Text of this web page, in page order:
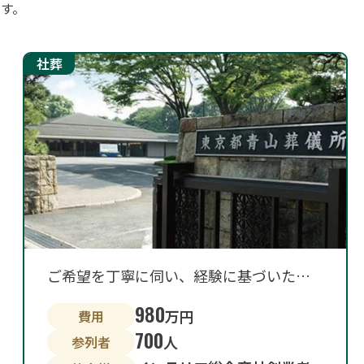
。
ご希望を丁寧に伺い、経験に基づいた細やかなアドバイスを
費用 980万円
参列者 700人